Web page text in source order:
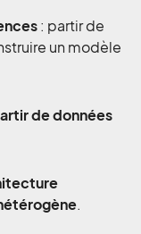
: partir de
un modèle
de données
.